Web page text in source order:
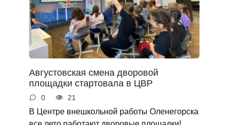
Августовская смена дворовой
площадки стартовала в ЦВР
0 21
В Центре внешкольной работы Оленегорска